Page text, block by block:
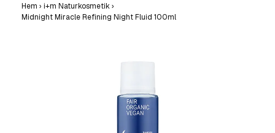
Hem › i+m Naturkosmetik›
Midnight Miracle Refining Night Fluid 100ml